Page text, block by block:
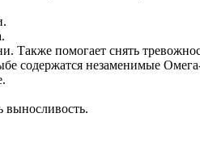
Также помогает снять
содержатся незаменимые
выносливость.